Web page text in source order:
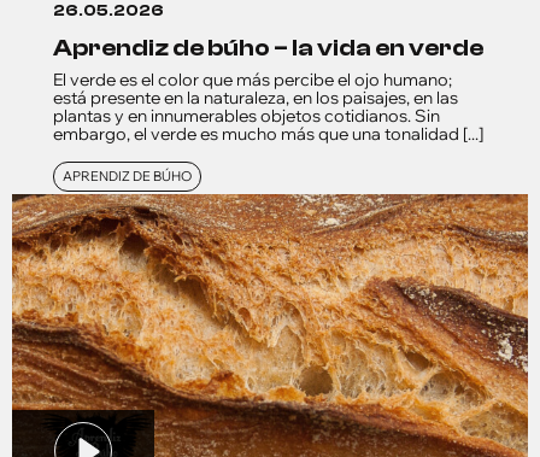
26.05.2026
aprendiz de búho – la vida en verde
El verde es el color que más percibe el ojo humano;
está presente en la naturaleza, en los paisajes, en las
plantas y en innumerables objetos cotidianos. Sin
embargo, el verde es mucho más que una tonalidad [...]
APRENDIZ DE BÚHO